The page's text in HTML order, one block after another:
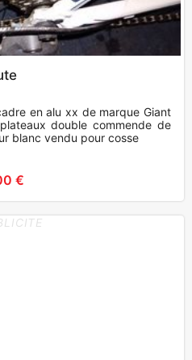
en alu xx de marque Giant
double commende de
blanc vendu pour cosse
€